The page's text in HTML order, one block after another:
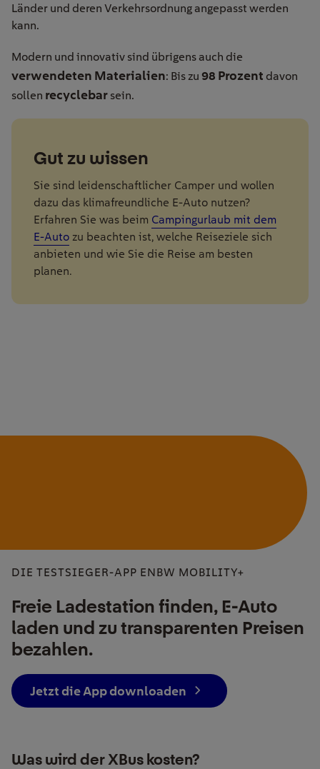
Länder und deren Verkehrsordnung angepasst werden
kann.
Modern und innovativ sind übrigens auch die
verwendeten Materialien: Bis zu 98 Prozent davon
sollen recyclebar sein.
Gut zu wissen
Sie sind leidenschaftlicher Camper und wollen
dazu das klimafreundliche E-Auto nutzen?
Erfahren Sie was beim Campingurlaub mit dem
E-Auto zu beachten ist, welche Reiseziele sich
anbieten und wie Sie die Reise am besten
planen.
DIE TESTSIEGER-APP ENBW MOBILITY+
Freie Ladestation finden, E-Auto
laden und zu transparenten Preisen
bezahlen.
Jetzt die App downloaden
Was wird der XBus kosten?